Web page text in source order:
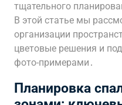
тщательного
В этой статье мы
организации
цветовые решения и
фото-примерами․
Планировка